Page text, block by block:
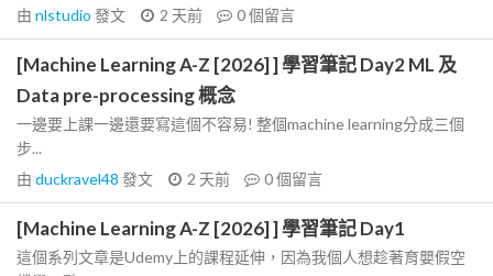
由 nlstudio 發文 2 天前 0個留言
[Machine Learning A-Z [2026] ] 學習筆記 Day2 ML 及
Data pre-processing 概念
一邊要上課一邊還要寫這個不容易! 整個machine learning分成三個
步...
由 duckravel48 發文 2 天前 0個留言
[Machine Learning A-Z [2026] ] 學習筆記 Day1
這個系列文章是Udemy上的課程延伸，因為我個人想趁著育嬰假空